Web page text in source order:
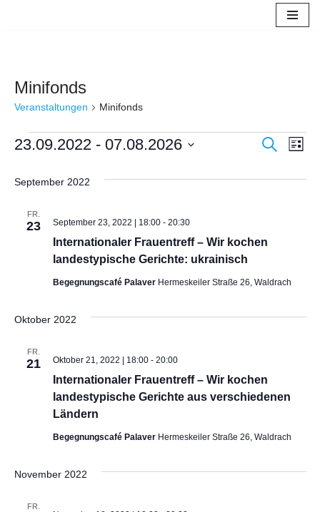
Minifonds
Veranstaltungen Minifonds
Suche
Liste
23.09.2022 - 07.08.2026
wählen.
September 2022
FR.
23
Internationaler Frauentreff – Wir kochen
landestypische Gerichte: ukrainisch
September 23, 2022 | 18:00- 20:30
Begegnungscafé Palaver Hermeskeiler Straße 26, Waldrach
Oktober 2022
FR.
21
Internationaler Frauentreff – Wir kochen
landestypische Gerichte aus verschiedenen
Ländern
Oktober 21, 2022 | 18:00- 20:00
Begegnungscafé Palaver Hermeskeiler Straße 26, Waldrach
November 2022
FR.